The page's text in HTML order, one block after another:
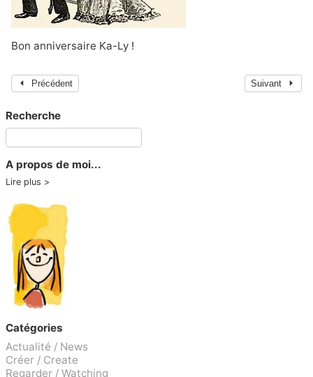
Bon anniversaire Ka-Ly !
Précédent Suivant
Recherche
A propos de moi...
Lire plus
Catégories
Actualité / News
Créer / Create
Regarder / Watching